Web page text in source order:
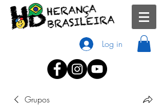
Log in
Grupos